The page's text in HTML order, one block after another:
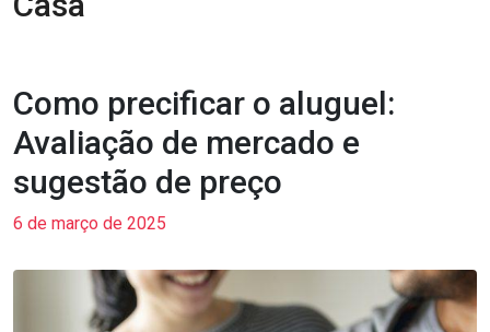
Como precificar o aluguel:
Avaliação de mercado e
sugestão de preço
6 de março de 2025